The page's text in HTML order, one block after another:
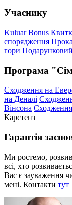
Учаснику
Kuluar Bonus
спорядження
гори
Програма
Сходження на
на Деналі
Вінсона
Карстенз
Гарантія
Ми ростемо,
всі, хто
Вас є зауваження
мені. Контакти тут